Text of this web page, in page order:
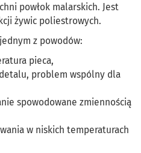
powłok malarskich. Jest
żywic poliestrowych.
z powodów:
pieca,
problem wspólny dla
spowodowane zmiennością
w niskich temperaturach